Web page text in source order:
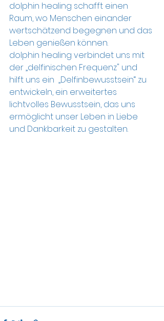
dolphin healing schafft einen
Raum, wo Menschen einander
wertschätzend begegnen und das
Leben genießen können.
dolphin healing verbindet uns mit
der „delfinischen Frequenz" und
hilft uns ein  „Delfinbewusstsein“ zu
entwickeln, ein erweitertes
lichtvolles Bewusstsein, das uns
ermöglicht unser Leben in Liebe
und Dankbarkeit zu gestalten.